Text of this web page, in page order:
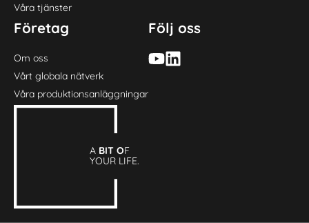
Våra tjänster
Företag
Om oss
Vårt globala nätverk
Våra produktionsanläggningar
Följ oss
A BIT OF
YOUR LIFE.